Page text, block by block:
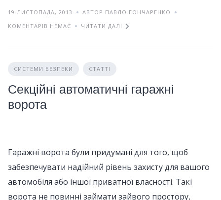
19 ЛИСТОПАДА, 2013
АВТОР ПАВЛО ГОНЧАРЕНКО
КОМЕНТАРІВ НЕМАЄ
ЧИТАТИ ДАЛІ
СИСТЕМИ БЕЗПЕКИ СТАТТІ
Секційні автоматичні гаражні
ворота
Гаражні ворота були придумані для того, щоб
забезпечувати надійний рівень захисту для вашого
автомобіля або іншої приватної власності. Такі
ворота не повинні займати зайвого простору,